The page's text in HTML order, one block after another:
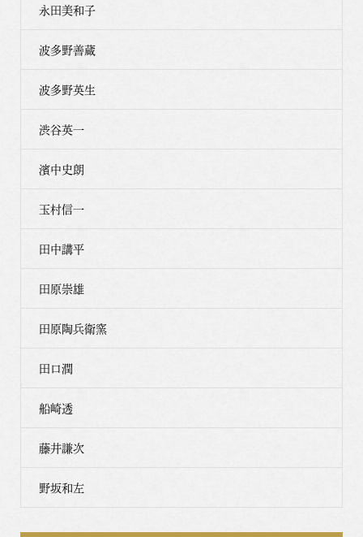
永田美和子
波多野善蔵
波多野英生
渋谷英一
濱中史朗
玉村信一
田中講平
田原崇雄
田原陶兵衛窯
田口潤
船崎透
藤井謙次
野坂和左